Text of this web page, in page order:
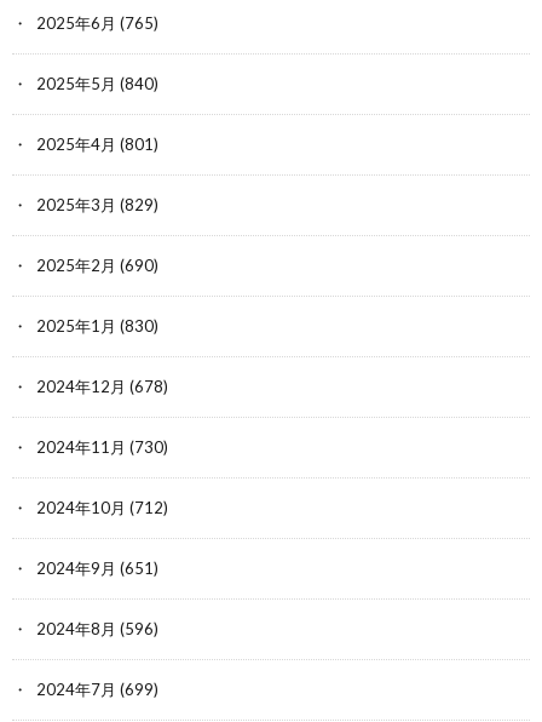
2025年6月 (765)
2025年5月 (840)
2025年4月 (801)
2025年3月 (829)
2025年2月 (690)
2025年1月 (830)
2024年12月 (678)
2024年11月 (730)
2024年10月 (712)
2024年9月 (651)
2024年8月 (596)
2024年7月 (699)